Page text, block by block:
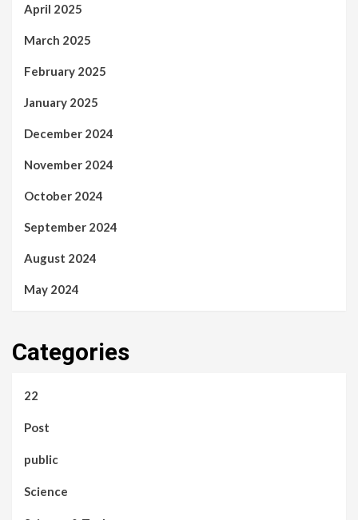
April 2025
March 2025
February 2025
January 2025
December 2024
November 2024
October 2024
September 2024
August 2024
May 2024
Categories
22
Post
public
Science